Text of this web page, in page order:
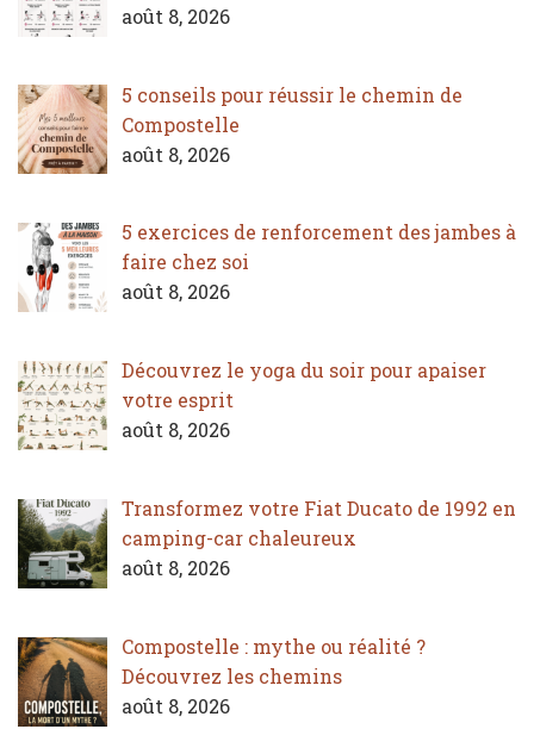
août 8, 2026
5 conseils pour réussir le chemin de
Compostelle
août 8, 2026
5 exercices de renforcement des jambes à
faire chez soi
août 8, 2026
Découvrez le yoga du soir pour apaiser
votre esprit
août 8, 2026
Transformez votre Fiat Ducato de 1992 en
camping-car chaleureux
août 8, 2026
Compostelle : mythe ou réalité ?
Découvrez les chemins
août 8, 2026